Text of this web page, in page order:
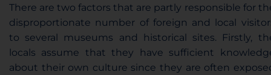
There are two factors that are partly responsible for
disproportionate number of foreign and local
to several museums and historical sites. Firstly,
locals assume that they have sufficient
about their own culture since they are often